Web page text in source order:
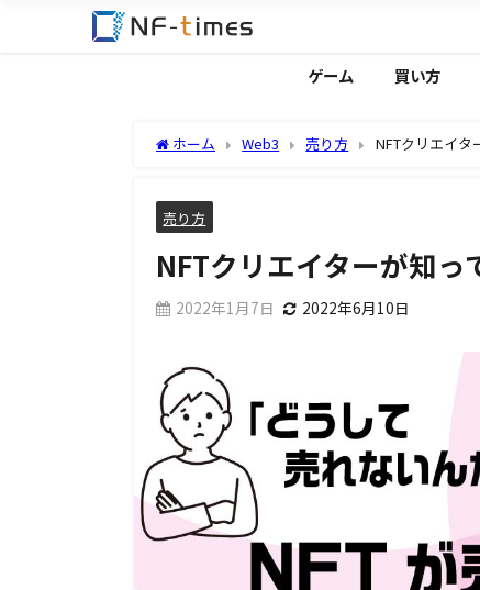
ゲーム 買い方
ホーム Web3 売り方 NFTクリエイタ
売り方
NFTクリエイターが知っ
2022年1月7日 2022年6月10日